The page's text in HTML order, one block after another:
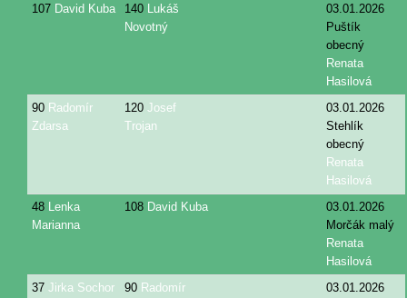
107 David Kuba 140 Lukáš
Novotný
03.01.2026
Puštík
obecný
Renata
Hasilová
90 Radomír
Zdarsa
120 Josef
Trojan
03.01.2026
Stehlík
obecný
Renata
Hasilová
48 Lenka
Marianna
108 David Kuba
03.01.2026
Morčák malý
Renata
Hasilová
37 Jirka Sochor 90 Radomír
03.01.2026